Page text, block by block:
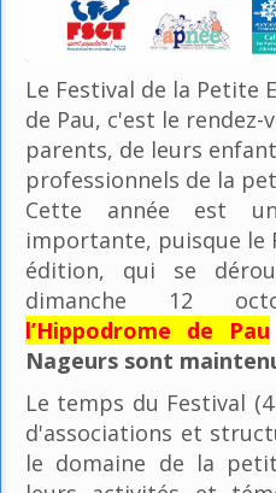
Le Festival de la Petite
de Pau, c'est le rendez-
parents, de leurs
professionnels de la
Cette année est
importante, puisque le
édition, qui se
dimanche 12
l’Hippodrome de Pau
Nageurs sont
Le temps du Festival
d'associations et
le domaine de la